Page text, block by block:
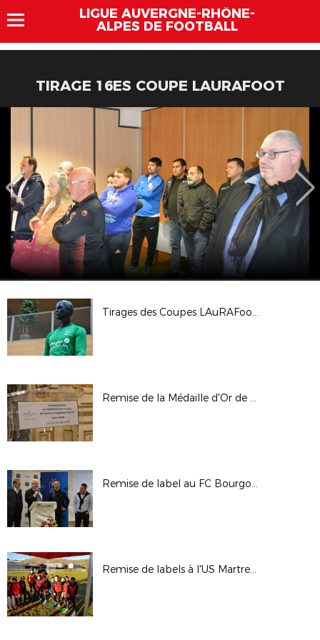
LIGUE AUVERGNE-RHÔNE-
ALPES DE FOOTBALL
TIRAGE 16ES COUPE LAURAFOOT
Tirages des Coupes LAuRAFoot, le 4 mars 2020 à l'Hôtel de Région (Lyon)
Remise de la Médaille d'Or de la Jeunesse, des Sports et de l'Engagement Associatif à Pascal Parent
Remise de label au FC Bourgoin Jallieu
Remise de labels à l'US Martres de Veyre